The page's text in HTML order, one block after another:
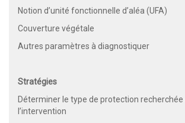
Notion d’unité fonctionnelle d’aléa (UFA)
Couverture végétale
Autres paramètres à diagnostiquer
Stratégies
Déterminer le type de protection
l’intervention